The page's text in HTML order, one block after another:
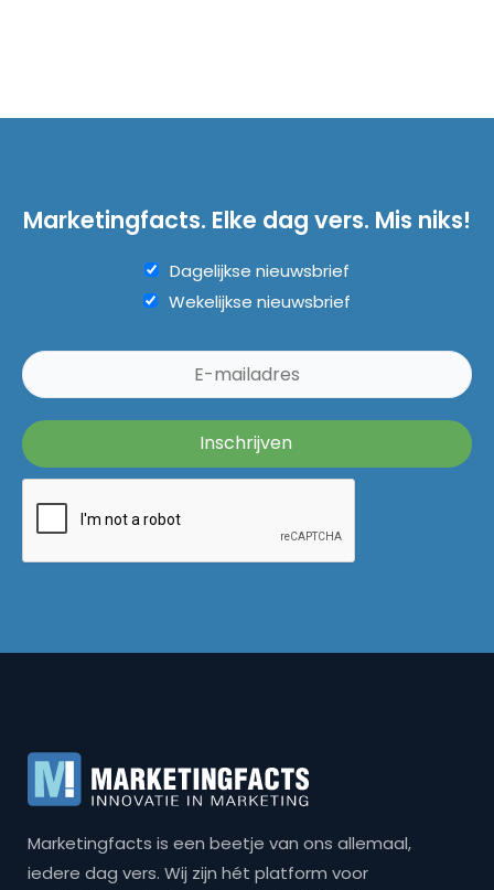
Marketingfacts. Elke dag vers. Mis niks!
Dagelijkse nieuwsbrief
Wekelijkse nieuwsbrief
Marketingfacts is een beetje van ons allemaal,
iedere dag vers. Wij zijn hét platform voor